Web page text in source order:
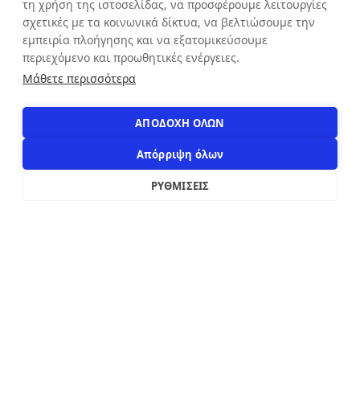
ΕΠΙΚΟΙΝΩΝΙΑ
τη χρήση της ιστοσελίδας, να προσφέρουμε λειτουργίες
σχετικές με τα κοινωνικά δίκτυα, να βελτιώσουμε την
εμπειρία πλοήγησης και να εξατομικεύσουμε
περιεχόμενο και προωθητικές ενέργειες.
Μάθετε περισσότερα
ΑΠΟΔΟΧΗ ΟΛΩΝ
Απόρριψη όλων
ΡΥΘΜΙΣΕΙΣ